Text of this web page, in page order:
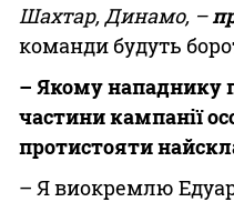
Шахтар, Динамо, –
команди будуть
– Якому нападнику
частини кампанії
протистояти
– Я виокремлю